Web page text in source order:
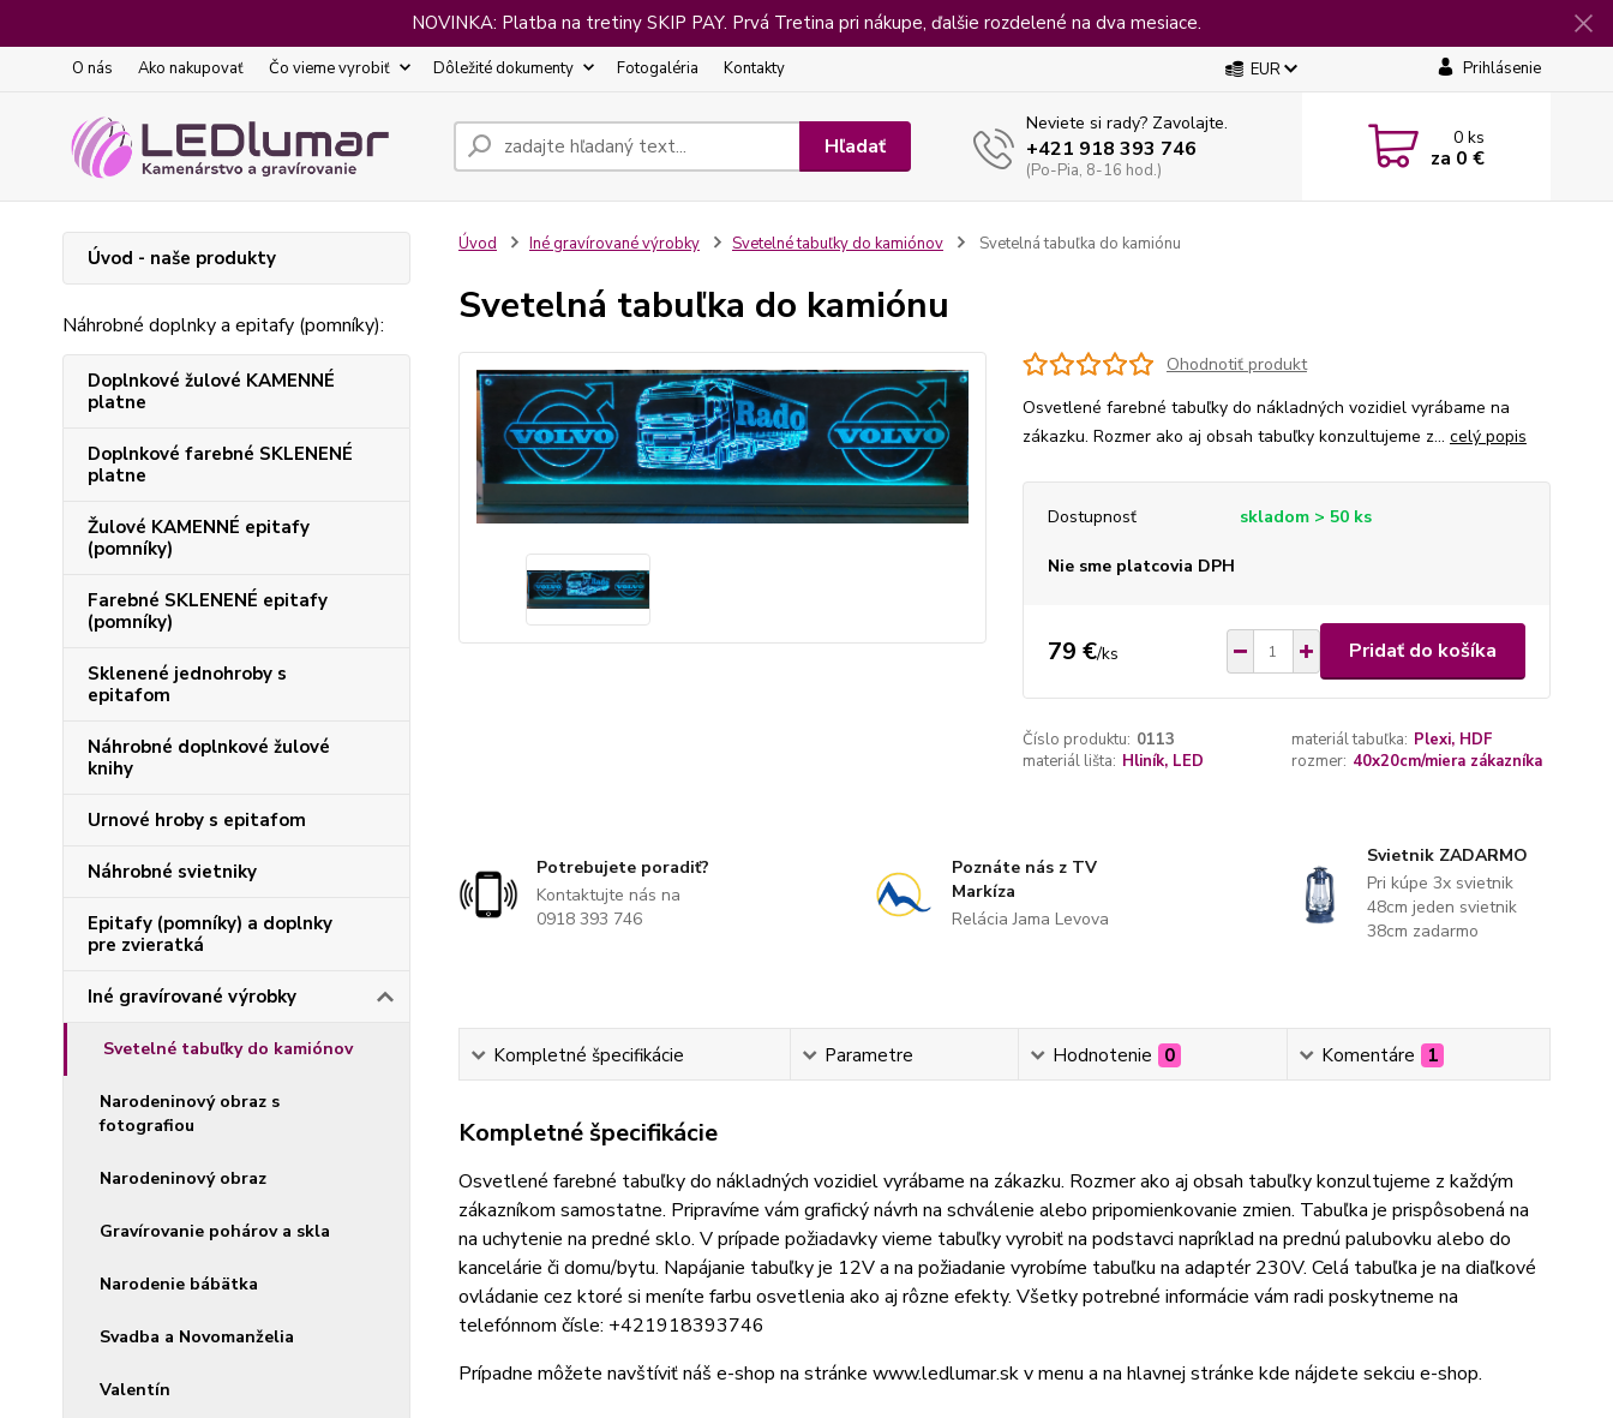
NOVINKA: Platba na tretiny SKIP PAY. Prvá Tretina pri nákupe, ďalšie rozdelené na dva mesiace.
O nás Ako nakupovať Čo vieme vyrobiť Dôležité dokumenty Fotogaléria Kontakty EUR Prihlásenie
Hľadať
Neviete si rady? Zavolajte.
+421 918 393 746
(Po-Pia, 8-16 hod.)
0ks
za 0 €
Úvod - naše produkty
Náhrobné doplnky a epitafy (pomníky):
Doplnkové žulové KAMENNÉ
platne
Doplnkové farebné SKLENENÉ
platne
Žulové KAMENNÉ epitafy
(pomníky)
Farebné SKLENENÉ epitafy
(pomníky)
Sklenené jednohroby s
epitafom
Náhrobné doplnkové žulové
knihy
Urnové hroby s epitafom
Náhrobné svietniky
Epitafy (pomníky) a doplnky
pre zvieratká
Iné gravírované výrobky
Svetelné tabuľky do kamiónov
Narodeninový obraz s
fotografiou
Narodeninový obraz
Gravírovanie pohárov a skla
Narodenie bábätka
Svadba a Novomanželia
Valentín
Úvod Iné gravírované výrobky Svetelné tabuľky do kamiónov Svetelná tabuľka do kamiónu
Svetelná tabuľka do kamiónu
Ohodnotiť produkt
Osvetlené farebné tabuľky do nákladných vozidiel vyrábame na
zákazku. Rozmer ako aj obsah tabuľky konzultujeme z... celý popis
Dostupnosť skladom > 50 ks
Nie sme platcovia DPH
79 €/ks Pridať do košíka
Číslo produktu: 0113 materiál tabuľka: Plexi, HDF
materiál lišta: Hliník, LED rozmer: 40x20cm/miera zákazníka
Potrebujete poradiť?
Kontaktujte nás na
0918 393 746
Poznáte nás z TV
Markíza
Relácia Jama Levova
Svietnik ZADARMO
Pri kúpe 3x svietnik
48cm jeden svietnik
38cm zadarmo
Kompletné špecifikácie Parametre Hodnotenie 0 Komentáre 1
Kompletné špecifikácie
Osvetlené farebné tabuľky do nákladných vozidiel vyrábame na zákazku. Rozmer ako aj obsah tabuľky konzultujeme z každým
zákazníkom samostatne. Pripravíme vám grafický návrh na schválenie alebo pripomienkovanie zmien. Tabuľka je prispôsobená na
na uchytenie na predné sklo. V prípade požiadavky vieme tabuľky vyrobiť na podstavci napríklad na prednú palubovku alebo do
kancelárie či domu/bytu. Napájanie tabuľky je 12V a na požiadanie vyrobíme tabuľku na adaptér 230V. Celá tabuľka je na diaľkové
ovládanie cez ktoré si meníte farbu osvetlenia ako aj rôzne efekty. Všetky potrebné informácie vám radi poskytneme na
telefónnom čísle: +421918393746
Prípadne môžete navštíviť náš e-shop na stránke www.ledlumar.sk v menu a na hlavnej stránke kde nájdete sekciu e-shop.